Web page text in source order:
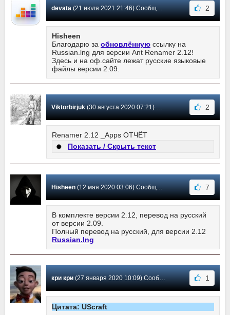
devata(21 июля 2021 21:46) Сообщение #14 2
Hisheen
Благодарю за обновлённую ссылку на
Russian.lng для версии Ant Renamer 2.12!
Здесь и на оф.сайте лежат русские языковые
файлы версии 2.09.
Viktorbirjuk(30 августа 2020 07:21) Сообщение #13 2
Renamer 2.12 _Apps ОТЧЁТ
Показать / Скрыть текст
Hisheen(12 мая 2020 03:06) Сообщение #12 7
В комплекте версии 2.12, перевод на русский
от версии 2.09.
Полный перевод на русский, для версии 2.12
Russian.lng
кри кри(27 января 2020 10:09) Сообщение #11 1
Цитата: UScraft